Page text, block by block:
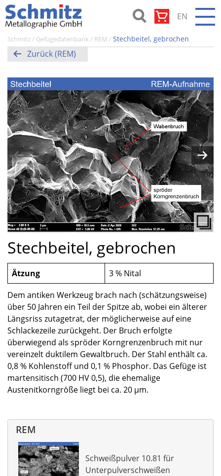
Zum
Inhalt
springen
Schmitz-
Metallographie
GmbH
EN
Schmitz / Gefügedatenbank / REM / Stechbeitel, gebrochen
Zurück (REM)
Stechbeitel, gebrochen
Ätzung
3 % Nital
Dem antiken Werkzeug brach nach (schätzungsweise)
über 50 Jahren ein Teil der Spitze ab, wobei ein älterer
Längsriss zutagetrat, der möglicherweise auf eine
Schlackezeile zurückgeht. Der Bruch erfolgte
überwiegend als spröder Korngrenzenbruch mit nur
vereinzelt duktilem Gewaltbruch. Der Stahl enthält ca.
0,8 % Kohlenstoff und 0,1 % Phosphor. Das Gefüge ist
martensitisch (700 HV 0,5), die ehemalige
Austenitkorngröße liegt bei ca. 20 µm.
REM
Schweißpulver 10.81 für
Unterpulverschweißen